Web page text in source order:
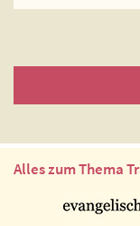
Alles zum Thema